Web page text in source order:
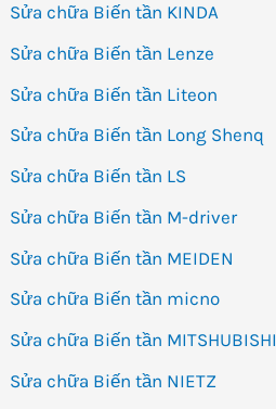
Sửa chữa Biến tần KINDA
Sửa chữa Biến tần Lenze
Sửa chữa Biến tần Liteon
Sửa chữa Biến tần Long Shenq
Sửa chữa Biến tần LS
Sửa chữa Biến tần M-driver
Sửa chữa Biến tần MEIDEN
Sửa chữa Biến tần micno
Sửa chữa Biến tần MITSHUBISHI
Sửa chữa Biến tần NIETZ